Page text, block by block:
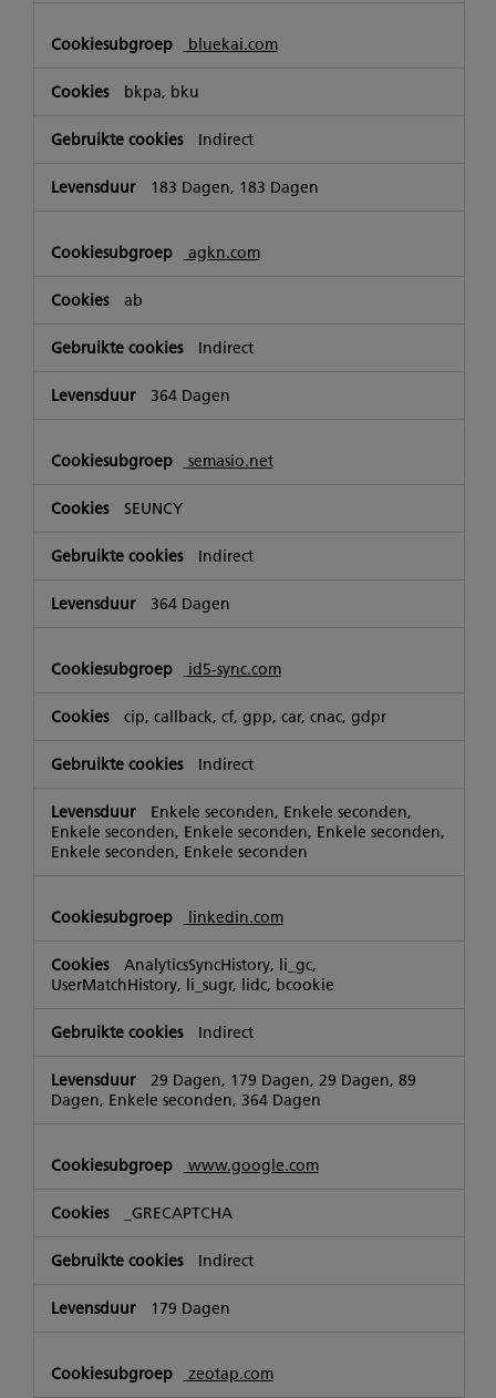
bluekai.com
bkpa, bku
Indirect
183 Dagen, 183 Dagen
agkn.com
ab
Indirect
364 Dagen
semasio.net
SEUNCY
Indirect
364 Dagen
id5-sync.com
cip, callback, cf, gpp, car, cnac, gdpr
Indirect
Enkele seconden, Enkele seconden,
Enkele seconden, Enkele seconden, Enkele seconden,
Enkele seconden, Enkele seconden
linkedin.com
AnalyticsSyncHistory, li_gc,
UserMatchHistory, li_sugr, lidc, bcookie
Indirect
29 Dagen, 179 Dagen, 29 Dagen, 89
Dagen, Enkele seconden, 364 Dagen
www.google.com
_GRECAPTCHA
Indirect
179 Dagen
zeotap.com